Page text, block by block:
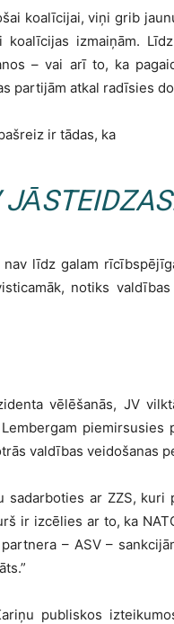
koalīcijai, viņi grib
izmaiņām.
– vai arī to, ka
partijām atkal radīsies
ir tādas, ka
līdz galam
notiks
vēlēšanās, JV
piemirsusies
valdības veidošanas
ar ZZS, kuri
ir izcēlies ar to, ka
– ASV –
publiskos